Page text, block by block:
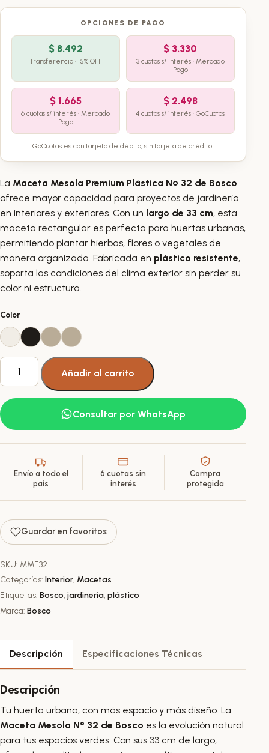
OPCIONES DE PAGO
$8.492
Transferencia · 15% OFF
$ 3.330
3 cuotas s/ interés · Mercado
Pago
$1.665
6 cuotas s/ interés · Mercado
Pago
$2.498
4 cuotas s/ interés · GoCuotas
GoCuotas es con tarjeta de débito, sin tarjeta de crédito.
La Maceta Mesola Premium Plástica Nº 32 de Bosco
ofrece mayor capacidad para proyectos de jardinería
en interiores y exteriores. Con un largo de 33 cm, esta
maceta rectangular es perfecta para huertas urbanas,
permitiendo plantar hierbas, flores o vegetales de
manera organizada. Fabricada en plástico resistente,
soporta las condiciones del clima exterior sin perder su
color ni estructura.
Color
Maceta
Plástica
Rectangular
Bosco
Mesola
cantidad
Añadir al carrito
Consultar por WhatsApp
Envío a todo el
país
6 cuotas sin
interés
Compra
protegida
Guardar en favoritos
SKU: MME32
Categorías: Interior, Macetas
Etiquetas: Bosco, jardinería, plástico
Marca: Bosco
Descripción Especificaciones Técnicas
Descripción
Tu huerta urbana, con más espacio y más diseño. La
Maceta Mesola N° 32 de Bosco es la evolución natural
para tus espacios verdes. Con sus 33 cm de largo,